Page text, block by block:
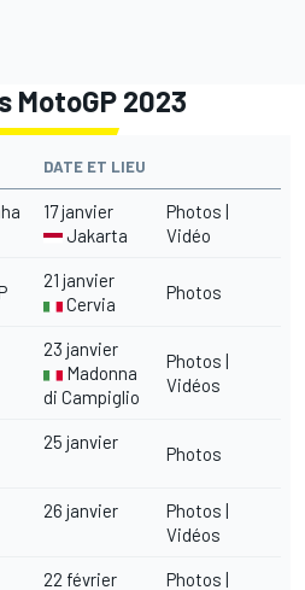
MotoGP 2023
DATE ET LIEU
17 janvier
Jakarta
Photos
Vidéo
21 janvier
Cervia
Photos
23 janvier
Madonna
di Campiglio
Photos
Vidéos
25 janvier
Photos
26 janvier Photos
Vidéos
22 février
Photos